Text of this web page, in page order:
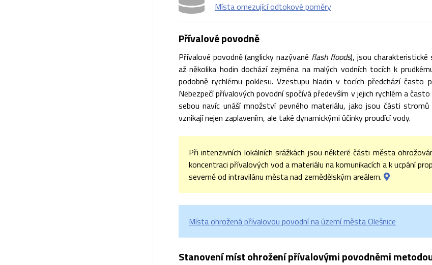
Místa omezující odtokové poměry
Přívalové povodně
Přívalové povodně (anglicky nazývané flash floods), jsou
až několika hodin dochází zejména na malých vodních tocích k
podobně rychlému poklesu. Vzestupu hladin v tocích předchází
Nebezpečí přívalových povodní spočívá především v jejich rychlém a
sebou navíc unáší množství pevného materiálu, jako jsou části
vznikají nejen zaplavením, ale také dynamickými účinky proudící vody.
Při intenzivních lokálních srážkách jsou některé části města
koncentraci přívalových vod a materiálu na komunikacích a k ucpání
severně od intravilánu města nad zemědělským areálem.
Místa ohrožená přívalovou povodní na území města Olešnice
Stanovení míst ohrožení přívalovými povodněmi